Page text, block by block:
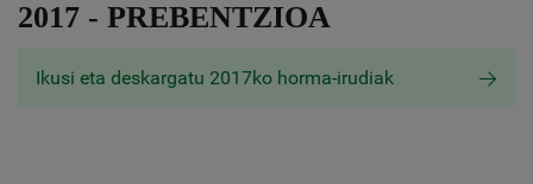
2017 - PREBENTZIOA
Ikusi eta deskargatu 2017ko horma-irudiak